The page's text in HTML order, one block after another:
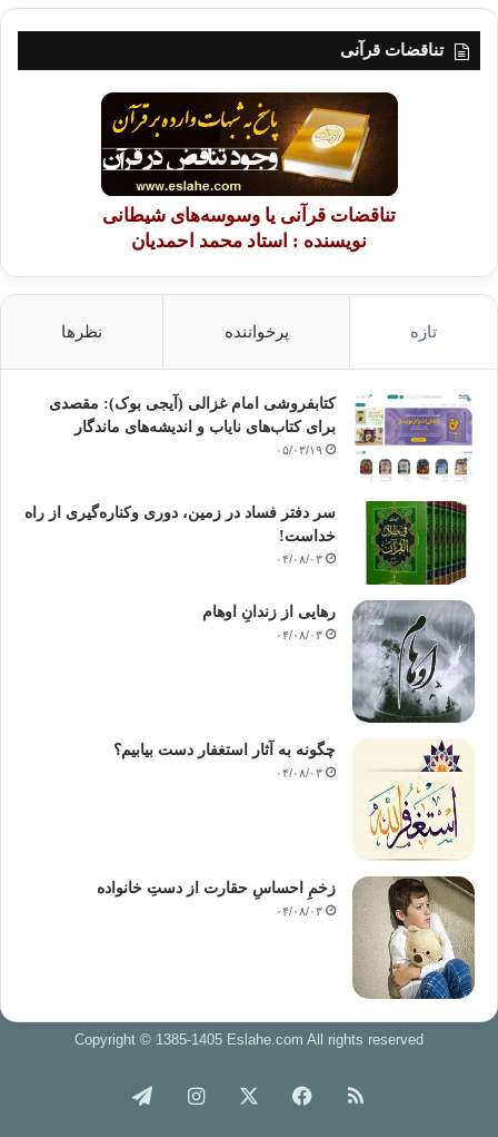
تناقضات قرآنی
تناقضات قرآنی یا وسوسه‌های شیطانی
نویسنده : استاد محمد احمدیان
تازه پرخواننده نظرها
کتابفروشی امام غزالی (آیجی بوک): مقصدی
برای کتاب‌های نایاب و اندیشه‌های ماندگار
۰۵/۰۳/۱۹
سر دفتر فساد در زمین‌، دوری وکناره‌گیری از راه
خداست‌!
۰۴/۰۸/۰۳
رهایی از زندانِ اوهام
۰۴/۰۸/۰۳
چگونه به آثار استغفار دست بیابیم؟
۰۴/۰۸/۰۳
زخمِ احساسِ حقارت از دستِ خانواده
۰۴/۰۸/۰۳
Copyright © 1385-1405 Eslahe.com All rights reserved
خوراک فیس اینستاگرام